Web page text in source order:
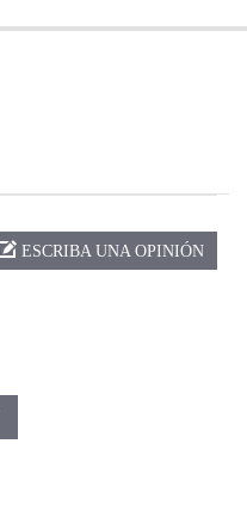
ESCRIBA UNA OPINIÓN